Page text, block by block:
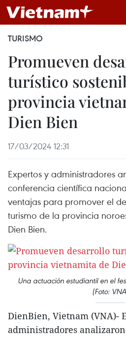
TURISMO
Promueven
turístico
provincia
Dien Bien
17/03/2024 12:31
Expertos y administradores
conferencia científica
ventajas para promover el
turismo de la provincia
Dien Bien.
Una actuación estudiantil en el
(Foto:
DienBien, Vietnam (VNA)-
administradores